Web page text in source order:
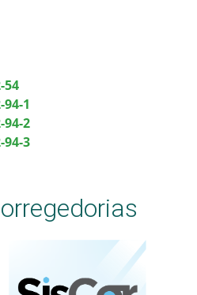
54
1
94-2
94-3